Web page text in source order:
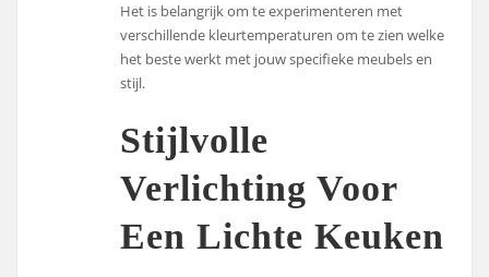
Het is belangrijk om te experimenteren met
verschillende kleurtemperaturen om te zien welke
het beste werkt met jouw specifieke meubels en
stijl.
Stijlvolle
Verlichting Voor
Een Lichte Keuken